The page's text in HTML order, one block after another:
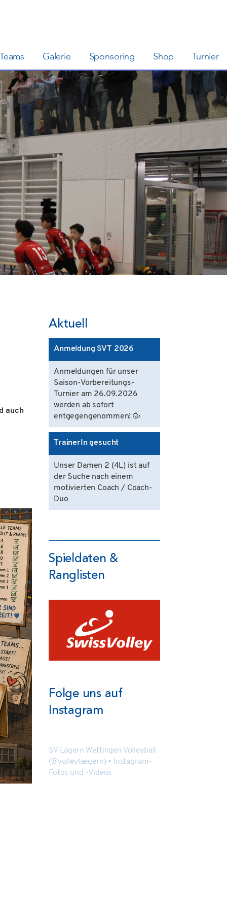
Galerie Sponsoring Shop Turnier
auch
Aktuell
Anmeldung SVT 2026
Anmeldungen für unser
Saison-Vorbereitungs-
Turnier am 26.09.2026
werden ab sofort
entgegengenommen! 🥳
TrainerIn gesucht
Unser Damen 2 (4L) ist auf
der Suche nach einem
motivierten Coach / Coach-
Duo
Spieldaten &
Ranglisten
Folge uns auf
Instagram
SV Lägern Wettingen Volleyball
(@volleylaegern) • Instagram-
Fotos und -Videos